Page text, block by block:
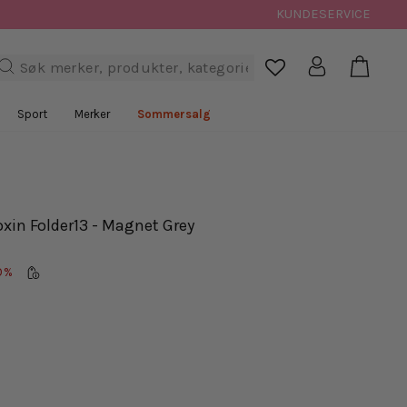
KUNDESERVICE
Søk  Logg inn
Sport Merker Sommersalg
Folder13 - Magnet Grey